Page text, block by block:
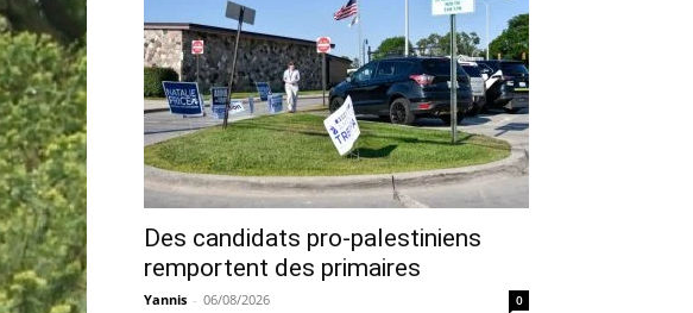
Des candidats pro-palestiniens
remportent des primaires
Yannis - 06/08/2026 0